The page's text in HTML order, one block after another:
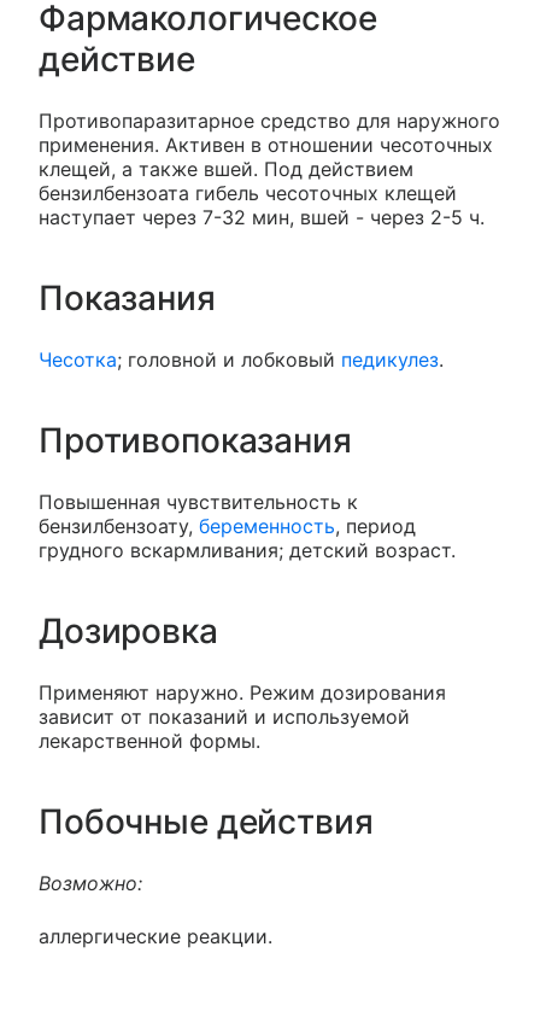
Фармакологическое
действие
Противопаразитарное средство для наружного
применения. Активен в отношении чесоточных
клещей, а также вшей. Под действием
бензилбензоата гибель чесоточных клещей
наступает через 7-32 мин, вшей - через 2-5 ч.
Показания
Чесотка; головной и лобковый педикулез.
Противопоказания
Повышенная чувствительность к
бензилбензоату, беременность, период
грудного вскармливания; детский возраст.
Дозировка
Применяют наружно. Режим дозирования
зависит от показаний и используемой
лекарственной формы.
Побочные действия
Возможно:
аллергические реакции.